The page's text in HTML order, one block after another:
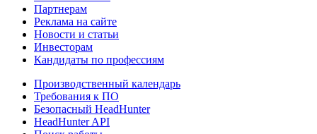
Партнерам
Реклама на сайте
Новости и статьи
Инвесторам
Кандидаты по профессиям
Производственный календарь
Требования к ПО
Безопасный HeadHunter
HeadHunter API